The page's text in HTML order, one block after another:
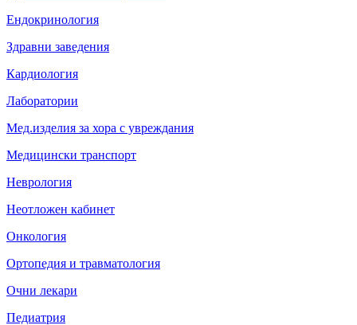
Ендокринология
Здравни заведения
Кардиология
Лаборатории
Мед.изделия за хора с увреждания
Медицински транспорт
Неврология
Неотложен кабинет
Онкология
Ортопедия и травматология
Очни лекари
Педиатрия